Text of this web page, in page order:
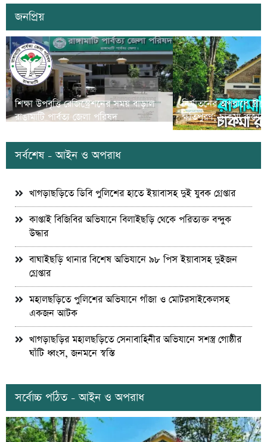
জনপ্রিয়
শিক্ষা উপবৃত্তি রেজিস্ট্রেশনের সময় বাড়াল
রাঙামাটি পার্বত্য জেলা পরিষদ
নির্যাতনের অপরাধে
ক্ষতিপুরণ; চাকমা
সর্বশেষ - আইন ও অপরাধ
খাগড়াছড়িতে ডিবি পুলিশের হাতে ইয়াবাসহ দুই যুবক গ্রেপ্তার
কাপ্তাই বিজিবির অভিযানে বিলাইছড়ি থেকে পরিত্যক্ত বন্দুক
উদ্ধার
বাঘাইছড়ি থানার বিশেষ অভিযানে ৯৮ পিস ইয়াবাসহ দুইজন
গ্রেপ্তার
মহালছড়িতে পুলিশের অভিযানে গাঁজা ও মোটরসাইকেলসহ
একজন আটক
খাগড়াছড়ির মহালছড়িতে সেনাবাহিনীর অভিযানে সশস্ত্র গোষ্ঠীর
ঘাঁটি ধ্বংস, জনমনে স্বস্তি
সর্বোচ্চ পঠিত - আইন ও অপরাধ